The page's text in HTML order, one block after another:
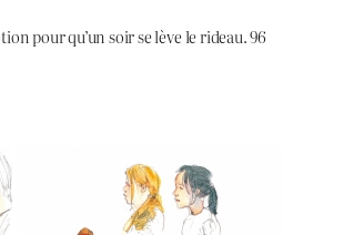
pour qu’un soir se lève le rideau. 96